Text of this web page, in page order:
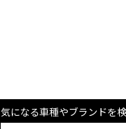
気になる車種やブランドを